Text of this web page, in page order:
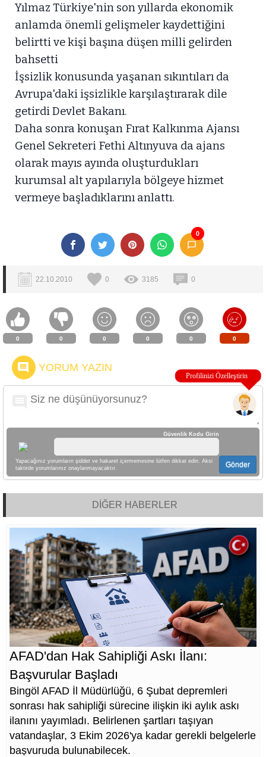
Yılmaz Türkiye'nin son yıllarda ekonomik
anlamda önemli gelişmeler kaydettiğini
belirtti ve kişi başına düşen milli gelirden
bahsetti
İşsizlik konusunda yaşanan sıkıntıları da
Avrupa'daki işsizlikle karşılaştırarak dile
getirdi Devlet Bakanı.
Daha sonra konuşan Fırat Kalkınma Ajansı
Genel Sekreteri Fethi Altınyuva da ajans
olarak mayıs ayında oluşturdukları
kurumsal alt yapılarıyla bölgeye hizmet
vermeye başladıklarını anlattı.
0
22.10.2010 0 3185 0
0 0 0 0 0 0
YORUM YAZIN
Güvenlik Kodu Girin
Yapacağınız yorumların şiddet ve hakaret içermemesine lütfen dikkat edin. Aksi
taktirde yorumlarınız onaylanmayacaktır.
Gönder
DİĞER HABERLER
AFAD'dan Hak Sahipliği Askı İlanı:
Başvurular Başladı
Bingöl AFAD İl Müdürlüğü, 6 Şubat depremleri
sonrası hak sahipliği sürecine ilişkin iki aylık askı
ilanını yayımladı. Belirlenen şartları taşıyan
vatandaşlar, 3 Ekim 2026'ya kadar gerekli belgelerle
başvuruda bulunabilecek.